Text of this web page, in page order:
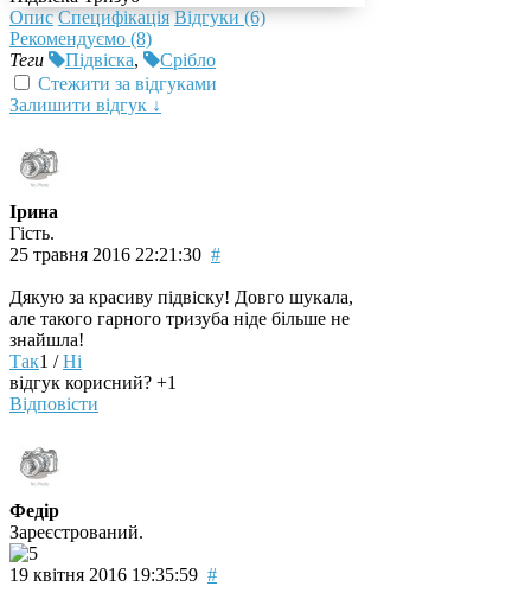
Опис Специфікація Відгуки (6)
Рекомендуємо (8)
Теги
Підвіска,
Срібло
Стежити за відгуками
Залишити відгук ↓
Ірина
Гість.
25 травня 2016 22:21:30 #
Дякую за красиву підвіску! Довго шукала,
але такого гарного тризуба ніде більше не
знайшла!
Так1 /Ні
відгук корисний? +1
Відповісти
Федір
Зареєстрований.
19 квітня 2016 19:35:59 #